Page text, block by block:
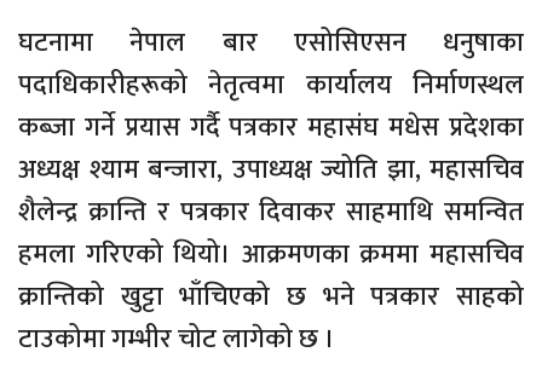
घटनामा नेपाल बार एसोसिएसन धनुषाका
पदाधिकारीहरूको नेतृत्वमा कार्यालय निर्माणस्थल
कब्जा गर्ने प्रयास गर्दै पत्रकार महासंघ मधेस प्रदेशका
अध्यक्ष श्याम बन्जारा, उपाध्यक्ष ज्योति झा, महासचिव
शैलेन्द्र क्रान्ति र पत्रकार दिवाकर साहमाथि समन्वित
हमला गरिएको थियो। आक्रमणका क्रममा महासचिव
क्रान्तिको खुट्टा भाँचिएको छ भने पत्रकार साहको
टाउकोमा गम्भीर चोट लागेको छ ।